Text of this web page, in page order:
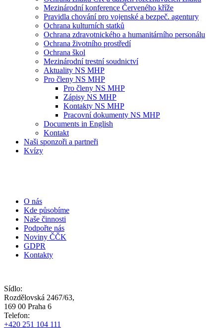
Mezinárodní konference Červeného kříže
Pravidla chování pro vojenské a bezpeč. agentury
Ochrana kulturních statků
Ochrana zdravotnického a humanitárního personálu
Ochrana životního prostředí
Ochrana škol
Mezinárodní trestní soudnictví
Aktuality NS MHP
Pro členy NS MHP
Pro členy NS MHP
Zápisy NS MHP
Kontakty NS MHP
Pracovní dokumenty NS MHP
Documents in English
Kontakt
Naši sponzoři a partneři
Kvízy
O nás
Kde působíme
Naše činnosti
Podpořte nás
Noviny ČČK
GDPR
Kontakty
Sídlo:
Rozdělovská 2467/63,
169 00 Praha 6
Telefon:
+420 251 104 111